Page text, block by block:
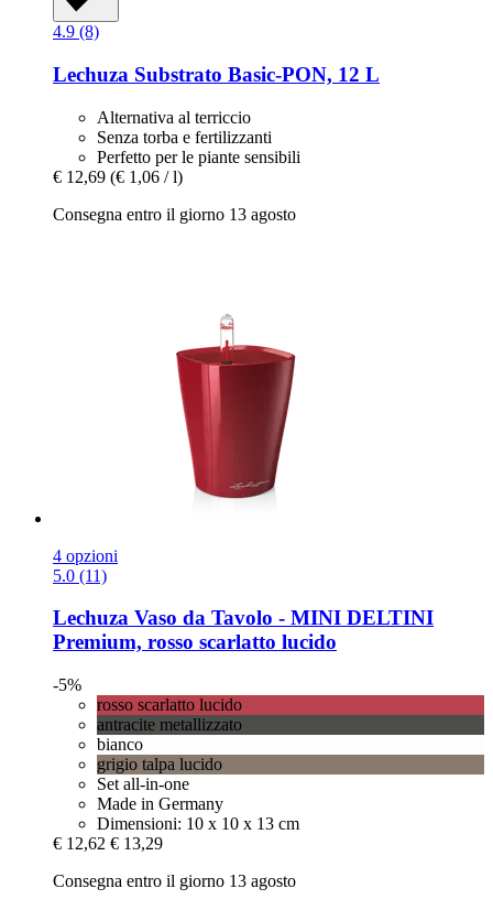
4.9 (8)
Lechuza Substrato Basic-​PON, 12 L
Alternativa al terriccio
Senza torba e fertilizzanti
Perfetto per le piante sensibili
€ 12,69 (€ 1,06 / l)
Consegna entro il giorno 13 agosto
4 opzioni
5.0 (11)
Lechuza Vaso da Tavolo -​ MINI DELTINI
Premium, rosso scarlatto lucido
-5%
rosso scarlatto lucido
antracite metallizzato
bianco
grigio talpa lucido
Set all-in-one
Made in Germany
Dimensioni: 10 x 10 x 13 cm
€ 12,62 € 13,29
Consegna entro il giorno 13 agosto